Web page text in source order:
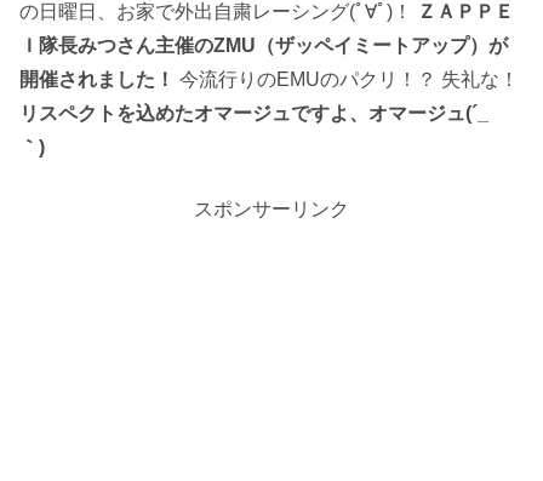
の日曜日、お家で外出自粛レーシング(ﾟ∀ﾟ)！
ＺＡＰＰＥ
Ｉ隊長みつさん主催のZMU（ザッペイミートアップ）が
開催されました！ 今流行りのEMUのパクリ！？ 失礼な！
リスペクトを込めたオマージュですよ、オマージュ(´_ゝ
｀)
スポンサーリンク